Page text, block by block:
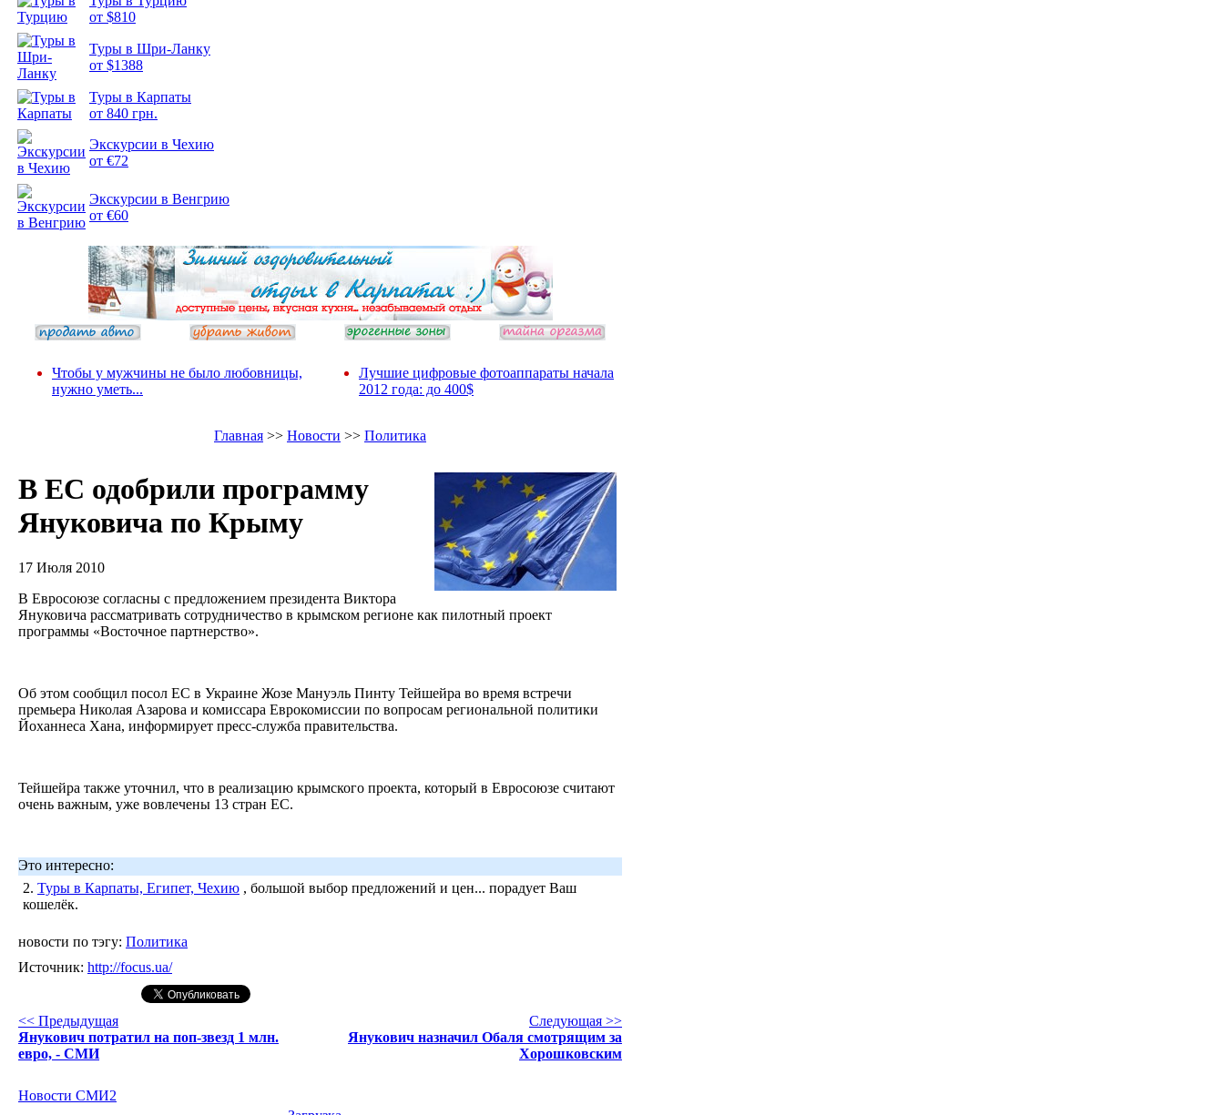
от $810
Туры в Шри-Ланку
от $1388
Туры в Карпаты
от 840 грн.
Экскурсии в Чехию
от €72
Экскурсии в Венгрию
от €60
Чтобы у мужчины не было любовницы,
нужно уметь...
Лучшие цифровые фотоаппараты начала
2012 года: до 400$
Главная >> Новости >> Политика
В ЕС одобрили программу
Януковича по Крыму
17 Июля 2010
В Евросоюзе согласны с предложением президента Виктора
Януковича рассматривать сотрудничество в крымском регионе как пилотный проект
программы «Восточное партнерство».
Об этом сообщил посол ЕС в Украине Жозе Мануэль Пинту Тейшейра во время встречи
премьера Николая Азарова и комиссара Еврокомиссии по вопросам региональной политики
Йоханнеса Хана, информирует пресс-служба правительства.
Тейшейра также уточнил, что в реализацию крымского проекта, который в Евросоюзе считают
очень важным, уже вовлечены 13 стран ЕС.
Это интересно:
2. Туры в Карпаты, Египет, Чехию , большой выбор предложений и цен... порадует Ваш
кошелёк.
новости по тэгу: Политика
Источник: http://focus.ua/
<< Предыдущая
Янукович потратил на поп-звезд 1 млн.
евро, - СМИ
Следующая >>
Янукович назначил Обаля смотрящим за
Хорошковским
Новости СМИ2